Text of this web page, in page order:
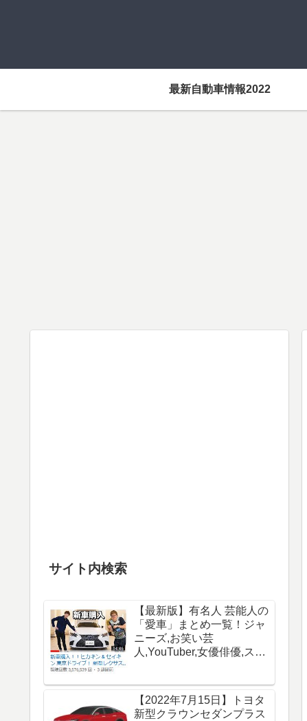
最新自動車情報2022
サイト内検索
【最新版】有名人 芸能人の
「愛車」まとめ一覧！ジャ
ニーズ,お笑い芸
人,YouTuber,女優俳優,スポ
級車データベース】
【2022年7月15日】トヨタ
新型クラウンセダンプラス